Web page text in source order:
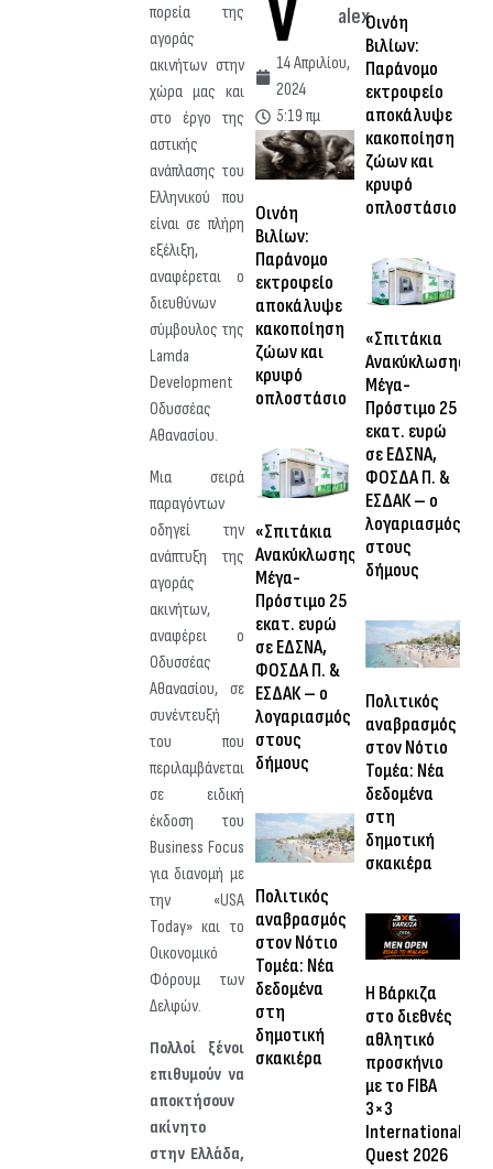
πορεία της
αγοράς
ακινήτων στην
χώρα μας και
στο έργο της
αστικής
ανάπλασης του
Ελληνικού που
είναι σε πλήρη
εξέλιξη,
αναφέρεται ο
διευθύνων
σύμβουλος της
Lamda
Development
Οδυσσέας
Αθανασίου.
Μια σειρά
παραγόντων
οδηγεί την
ανάπτυξη της
αγοράς
ακινήτων,
αναφέρει ο
Οδυσσέας
Αθανασίου, σε
συνέντευξή
του που
περιλαμβάνεται
σε ειδική
έκδοση του
Business Focus
για διανομή με
την «USA
Today» και το
Οικονομικό
Φόρουμ των
Δελφών.
Πολλοί ξένοι
επιθυμούν να
αποκτήσουν
ακίνητο
στην Ελλάδα,
alex
14 Απριλίου,
2024
5:19 πμ
Οινόη
Βιλίων:
Παράνομο
εκτροφείο
αποκάλυψε
κακοποίηση
ζώων και
κρυφό
οπλοστάσιο
«Σπιτάκια
Ανακύκλωσης»:
Μέγα-
Πρόστιμο 25
εκατ. ευρώ
σε ΕΔΣΝΑ,
ΦΟΣΔΑ Π. &
ΕΣΔΑΚ – ο
λογαριασμός
στους
δήμους
Πολιτικός
αναβρασμός
στον Νότιο
Τομέα: Νέα
δεδομένα
στη
δημοτική
σκακιέρα
Οινόη
Βιλίων:
Παράνομο
εκτροφείο
αποκάλυψε
κακοποίηση
ζώων και
κρυφό
οπλοστάσιο
«Σπιτάκια
Ανακύκλωσης»:
Μέγα-
Πρόστιμο 25
εκατ. ευρώ
σε ΕΔΣΝΑ,
ΦΟΣΔΑ Π. &
ΕΣΔΑΚ – ο
λογαριασμός
στους
δήμους
Πολιτικός
αναβρασμός
στον Νότιο
Τομέα: Νέα
δεδομένα
στη
δημοτική
σκακιέρα
Η Βάρκιζα
στο διεθνές
αθλητικό
προσκήνιο
με το FIBA
3×3
International
Quest 2026